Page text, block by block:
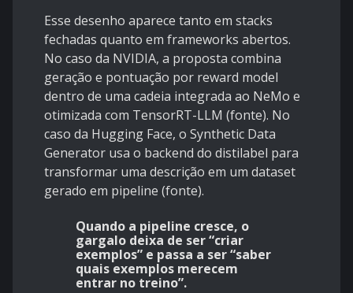
Esse desenho aparece tanto em stacks
fechadas quanto em frameworks abertos.
No caso da NVIDIA, a proposta combina
geração e pontuação por reward model
dentro de uma cadeia integrada ao NeMo e
otimizada com TensorRT-LLM (fonte). No
caso da Hugging Face, o Synthetic Data
Generator usa o backend do distilabel para
transformar uma descrição em um dataset
gerado em pipeline (fonte).
Quando a pipeline cresce, o
gargalo deixa de ser “criar
exemplos” e passa a ser “saber
quais exemplos merecem
entrar no treino”.